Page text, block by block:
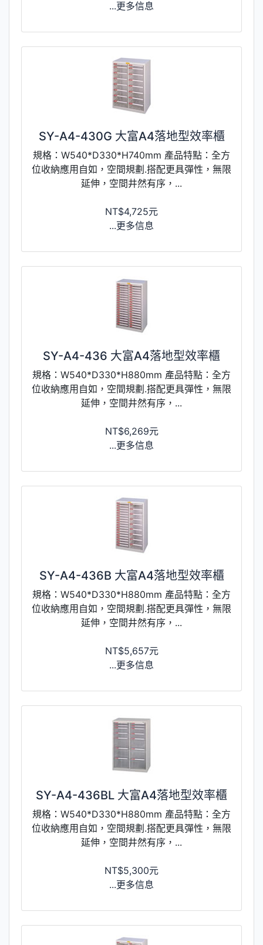
...更多信息
SY-A4-430G 大富A4落地型效率櫃
規格：W540*D330*H740mm 產品特點：全方
位收納應用自如，空間規劃.搭配更具彈性，無限
延伸，空間井然有序，...
NT$4,725元
...更多信息
SY-A4-436 大富A4落地型效率櫃
規格：W540*D330*H880mm 產品特點：全方
位收納應用自如，空間規劃.搭配更具彈性，無限
延伸，空間井然有序，...
NT$6,269元
...更多信息
SY-A4-436B 大富A4落地型效率櫃
規格：W540*D330*H880mm 產品特點：全方
位收納應用自如，空間規劃.搭配更具彈性，無限
延伸，空間井然有序，...
NT$5,657元
...更多信息
SY-A4-436BL 大富A4落地型效率櫃
規格：W540*D330*H880mm 產品特點：全方
位收納應用自如，空間規劃.搭配更具彈性，無限
延伸，空間井然有序，...
NT$5,300元
...更多信息